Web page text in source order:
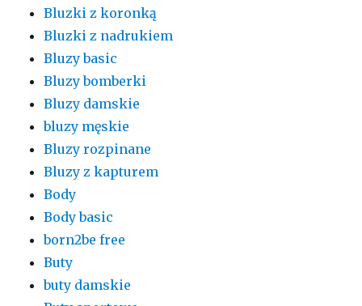
Bluzki z koronką
Bluzki z nadrukiem
Bluzy basic
Bluzy bomberki
Bluzy damskie
bluzy męskie
Bluzy rozpinane
Bluzy z kapturem
Body
Body basic
born2be free
Buty
buty damskie